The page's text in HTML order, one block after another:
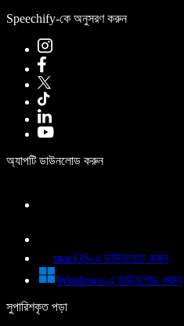
Speechify-কে অনুসরণ করুন
অ্যাপটি ডাউনলোড করুন
macOS-এ ডাউনলোড করুন
Windows-এ ডাউনলোড করুন
সুপারিশকৃত পড়া